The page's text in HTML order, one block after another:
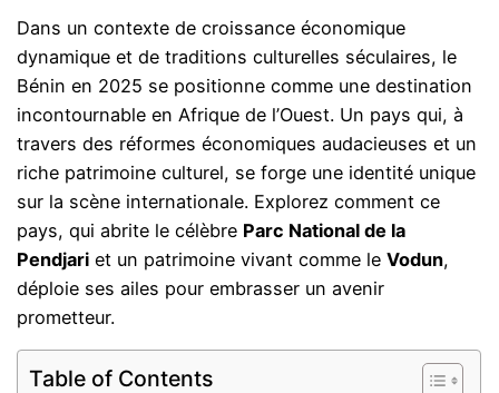
Dans un contexte de croissance économique
dynamique et de traditions culturelles séculaires, le
Bénin en 2025 se positionne comme une destination
incontournable en Afrique de l’Ouest. Un pays qui, à
travers des réformes économiques audacieuses et un
riche patrimoine culturel, se forge une identité unique
sur la scène internationale. Explorez comment ce
pays, qui abrite le célèbre Parc National de la
Pendjari et un patrimoine vivant comme leVodun,
déploie ses ailes pour embrasser un avenir
prometteur.
Table of Contents